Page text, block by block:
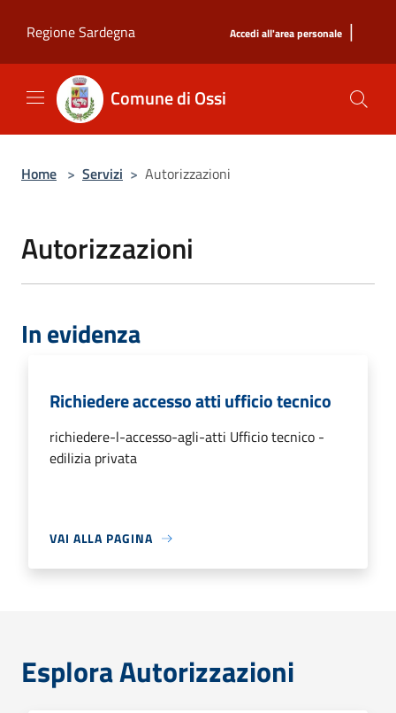
Regione Sardegna
Accedi all'area personale |
Comune di Ossi
Home > Servizi > Autorizzazioni
Autorizzazioni
In evidenza
Richiedere accesso atti ufficio tecnico
richiedere-l-accesso-agli-atti Ufficio tecnico -
edilizia privata
VAI ALLA PAGINA
Esplora Autorizzazioni